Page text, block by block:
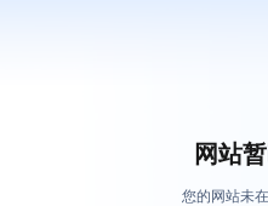
网站
您的网站未